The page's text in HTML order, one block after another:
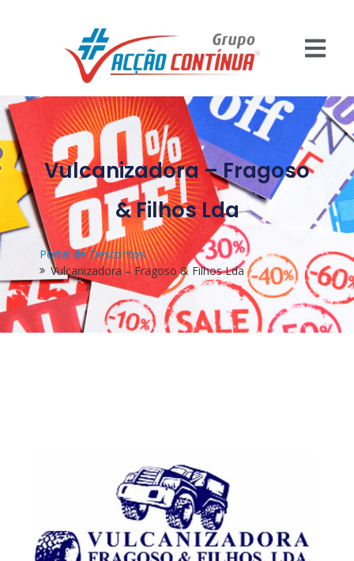
Vulcanizadora – Fragoso
& Filhos Lda
Portal de Descontos
Vulcanizadora – Fragoso & Filhos Lda